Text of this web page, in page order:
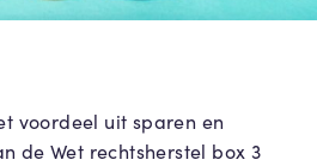
voordeel uit sparen en
de Wet rechtsherstel box 3